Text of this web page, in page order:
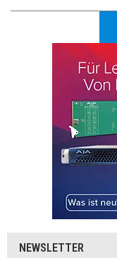
NEWSLETTER